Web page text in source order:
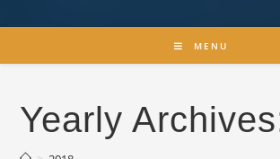
MENU
Yearly